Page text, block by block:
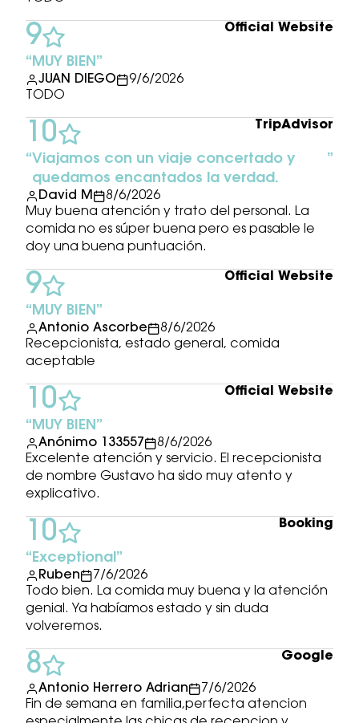
MUY BIEN
JUAN DIEGO
9/6/2026
TODO
9 Official Website
Viajamos con un viaje concertado y
quedamos encantados la verdad.
David M
8/6/2026
Muy buena atención y trato del personal. La
comida no es súper buena pero es pasable le
doy una buena puntuación.
10 TripAdvisor
MUY BIEN
Antonio Ascorbe
8/6/2026
Recepcionista, estado general, comida
aceptable
9 Official Website
MUY BIEN
Anónimo 133557
8/6/2026
Excelente atención y servicio. El recepcionista
de nombre Gustavo ha sido muy atento y
explicativo.
10 Official Website
Exceptional
Ruben
7/6/2026
Todo bien. La comida muy buena y la atención
genial. Ya habíamos estado y sin duda
volveremos.
10 Booking
Antonio Herrero Adrian
7/6/2026
Fin de semana en familia,perfecta atencion
8 Google